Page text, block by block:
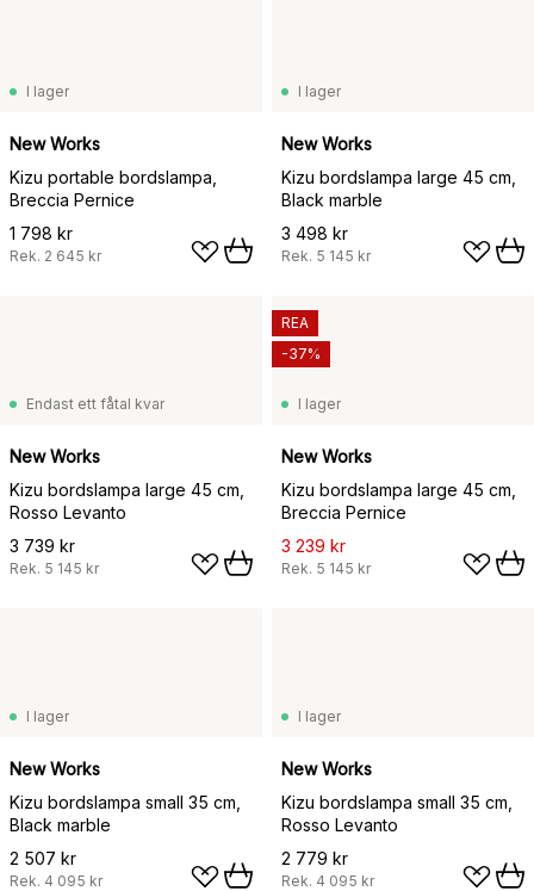
I lager
New Works
Kizu portable bordslampa,
Breccia Pernice
1 798 kr
Rek. 2 645 kr
I lager
New Works
Kizu bordslampa large 45 cm,
Black marble
3 498 kr
Rek. 5 145 kr
Endast ett fåtal kvar
New Works
Kizu bordslampa large 45 cm,
Rosso Levanto
3 739 kr
Rek. 5 145 kr
I lager
New Works
Kizu bordslampa large 45 cm,
Breccia Pernice
3 239 kr
Rek. 5 145 kr
REA
-37%
I lager
New Works
Kizu bordslampa small 35 cm,
Black marble
2 507 kr
Rek. 4 095 kr
I lager
New Works
Kizu bordslampa small 35 cm,
Rosso Levanto
2 779 kr
Rek. 4 095 kr